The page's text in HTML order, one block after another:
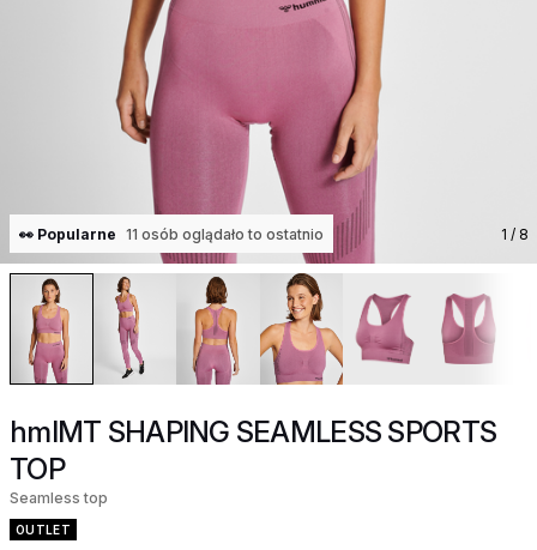
👀 Popularne 11 osób oglądało to ostatnio 1 / 8
hmlMT SHAPING SEAMLESS SPORTS
TOP
Seamless top
OUTLET